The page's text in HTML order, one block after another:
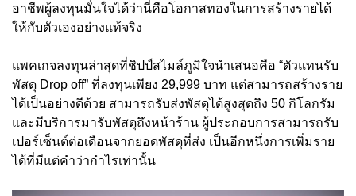
อาชีพผู้ลงทุนมั่นใจได้ว่านี่คือโอกาสทองในการสร้างรายได้
ให้กับตัวเองอย่างแท้จริง
แพคเกจลงทุนล่าสุดที่ชิปป์สไมล์ภูมิใจนำเสนอคือ “ตัวแทนรับ
พัสดุ Drop off” ที่ลงทุนเพียง 29,999 บาท แต่สามารถสร้างราย
ได้เป็นอย่างดีด้วย สามารถรับส่งพัสดุได้สูงสุดถึง 50 กิโลกรัม
และมีบริการมารับพัสดุถึงหน้าร้าน ผู้ประกอบการสามารถรับ
เปอร์เซ็นต์ต่อเดือนจากยอดพัสดุที่ส่ง เป็นอีกหนึ่งการเพิ่มราย
ได้ที่มีแต่คำว่ากำไรเท่านั้น